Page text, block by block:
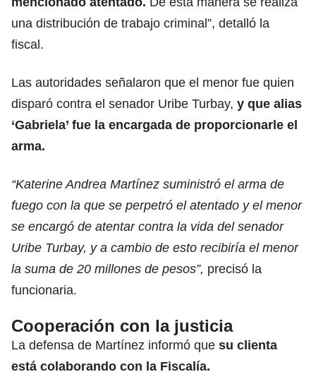
una distribución de trabajo criminal”, detalló la
fiscal.
Las autoridades señalaron que el menor fue quien
disparó contra el senador Uribe Turbay, y que alias
‘Gabriela’ fue la encargada de proporcionarle el
arma.
“Katerine Andrea Martínez suministró el arma de
fuego con la que se perpetró el atentado y el menor
se encargó de atentar contra la vida del senador
Uribe Turbay, y a cambio de esto recibiría el menor
la suma de 20 millones de pesos”, precisó la
funcionaria.
Cooperación con la justicia
La defensa de Martínez informó que su clienta
está colaborando con la Fiscalía.